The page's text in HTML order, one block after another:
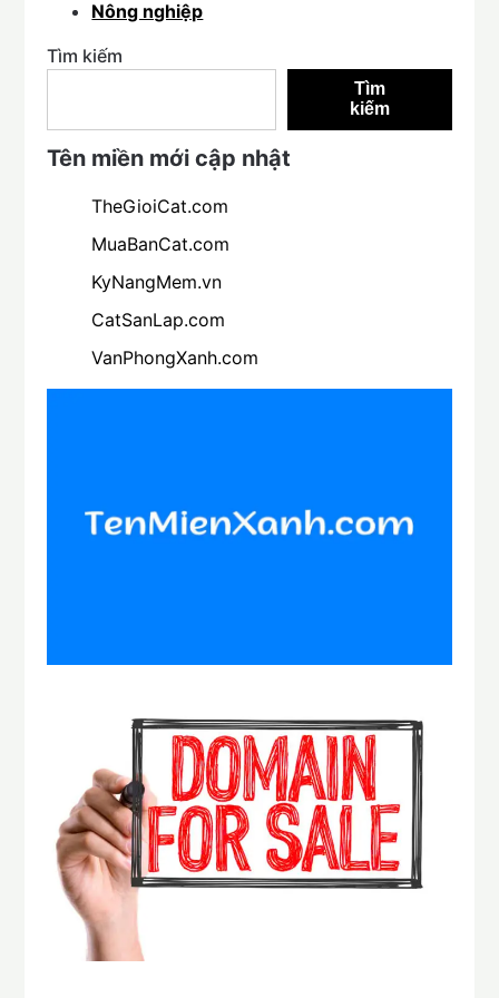
Nông nghiệp
Tìm kiếm
Tìm
kiếm
Tên miền mới cập nhật
TheGioiCat.com
MuaBanCat.com
KyNangMem.vn
CatSanLap.com
VanPhongXanh.com